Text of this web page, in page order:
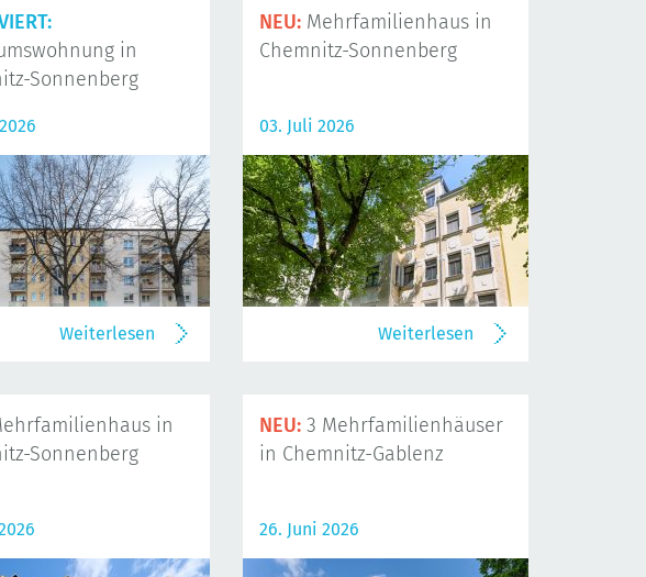
in
Sonnenberg
Weiterlesen
NEU: Mehrfamilienhaus in
Chemnitz-Sonnenberg
03. Juli 2026
Weiterlesen
in
Sonnenberg
NEU: 3 Mehrfamilienhäuser
in Chemnitz-Gablenz
26. Juni 2026